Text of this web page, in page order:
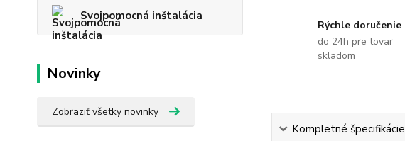
Svojpomocná inštalácia
Novinky
Zobraziť všetky novinky
Rýchle doručenie
do 24h pre tovar
skladom
Kompletné špecifikácie